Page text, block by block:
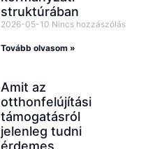
struktúrában
2026-05-10 Nincs hozzászólás
Tovább olvasom »
Amit az
otthonfelújítási
támogatásról
jelenleg tudni
érdemes